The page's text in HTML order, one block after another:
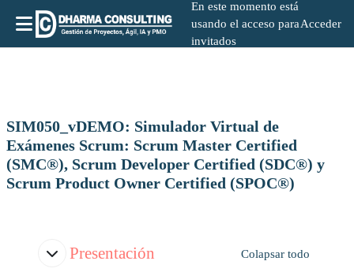
En este momento está
usando el acceso para
invitados
Acceder
SIM050_vDEMO: Simulador Virtual de
Exámenes Scrum: Scrum Master Certified
(SMC®), Scrum Developer Certified (SDC®) y
Scrum Product Owner Certified (SPOC®)
Diagrama de temas
Presentación Colapsar todo